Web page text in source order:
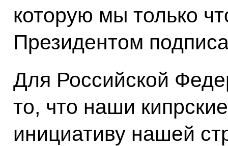
которую мы только
Президентом
Для Российской
то, что наши
инициативу нашей